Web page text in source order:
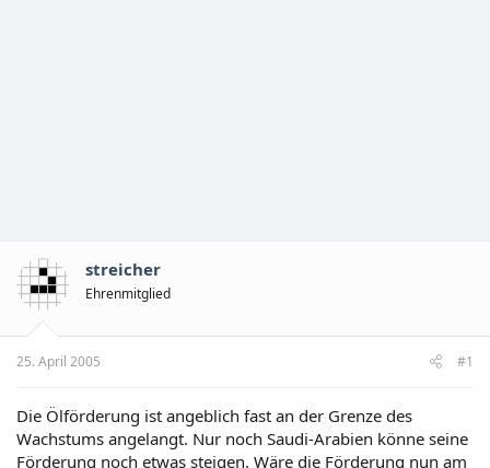
streicher
Ehrenmitglied
25. April 2005 #1
Die Ölförderung ist angeblich fast an der Grenze des
Wachstums angelangt. Nur noch Saudi-Arabien könne seine
Förderung noch etwas steigen. Wäre die Förderung nun am